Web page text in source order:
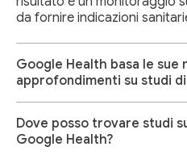
da fornire indicazioni
Google Health basa le sue
approfondimenti su studi
Dove posso trovare studi
Google Health?